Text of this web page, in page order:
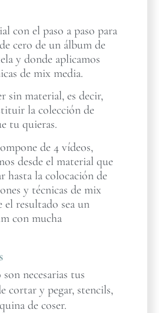
con el paso a paso para
cero de un álbum de
y donde aplicamos
de mix media.
sin material, es decir,
la colección de
tu quieras.
de 4 vídeos,
desde el material que
hasta la colocación de
y técnicas de mix
el resultado sea un
con mucha
son necesarias tus
cortar y pegar, stencils,
de coser.